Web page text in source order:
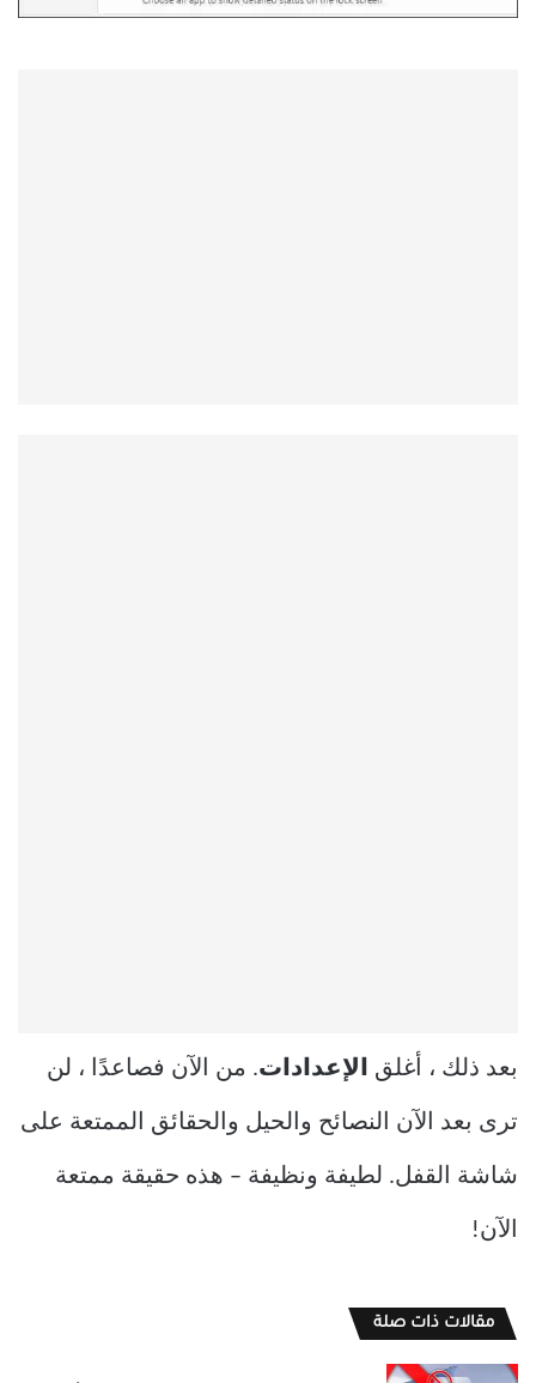
بعد ذلك ، أغلق الإعدادات. من الآن فصاعدًا ، لن
ترى بعد الآن النصائح والحيل والحقائق الممتعة على
شاشة القفل. لطيفة ونظيفة – هذه حقيقة ممتعة
الآن!
مقالات ذات صلة